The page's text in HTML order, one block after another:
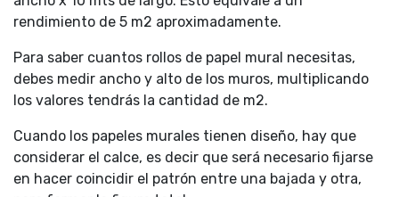
rendimiento de 5 m2 aproximadamente.
Para saber cuantos rollos de papel mural necesitas,
debes medir ancho y alto de los muros, multiplicando
los valores tendrás la cantidad de m2.
Cuando los papeles murales tienen diseño, hay que
considerar el calce, es decir que será necesario fijarse
en hacer coincidir el patrón entre una bajada y otra,